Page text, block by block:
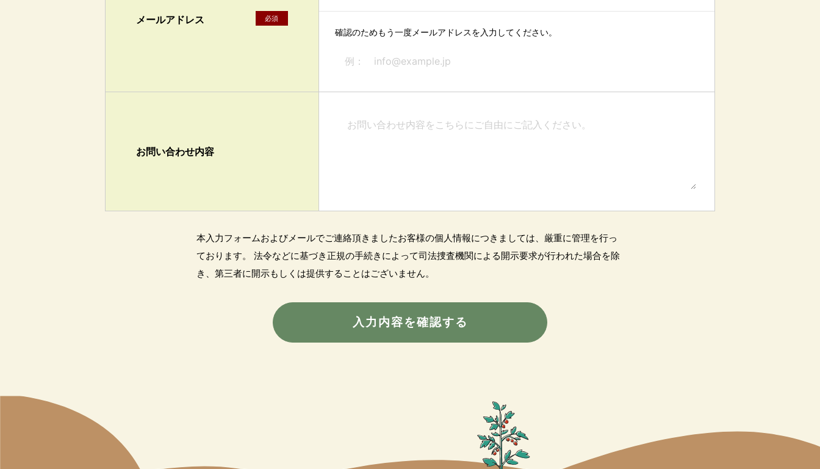
メールアドレス 必須
確認のためもう一度メールアドレスを入力してください。
お問い合わせ内容
本入力フォームおよびメールでご連絡頂きましたお客様の個人情報につきましては、厳重に管理を行っ
ております。 法令などに基づき正規の手続きによって司法捜査機関による開示要求が行われた場合を除
き、第三者に開示もしくは提供することはございません。